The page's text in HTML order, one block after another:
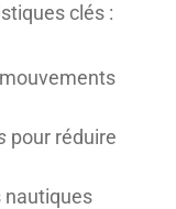
clés :
pour réduire
nautiques